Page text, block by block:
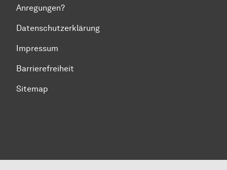
Anregungen?
Datenschutzerklärung
Impressum
Barrierefreiheit
Sitemap